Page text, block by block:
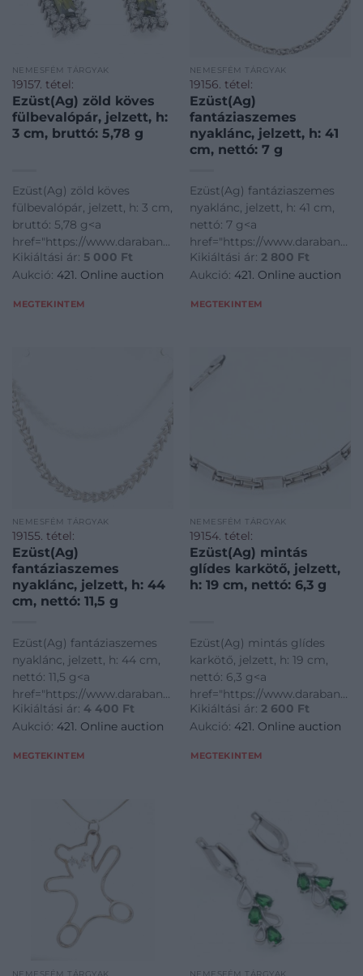
NEMESFÉM TÁRGYAK
19157. tétel:
Ezüst(Ag) zöld köves
fülbevalópár, jelzett, h:
3 cm, bruttó: 5,78 g
Ezüst(Ag) zöld köves
fülbevalópár, jelzett, h: 3 cm,
bruttó: 5,78 g<a
href="https://www.darabanth.com/hu/gyorsarveres/421/
disztargyak-ekszerek-
dragakovek/Nemesfem-
dragakovek~1000024/EzustAg-
Kikiáltási ár: 5 000 Ft
Aukció: 421. Online auction
MEGTEKINTEM
NEMESFÉM TÁRGYAK
19156. tétel:
Ezüst(Ag)
fantáziaszemes
nyaklánc, jelzett, h: 41
cm, nettó: 7 g
Ezüst(Ag) fantáziaszemes
nyaklánc, jelzett, h: 41 cm,
nettó: 7 g<a
href="https://
disztargyak-ekszerek-
dragakovek/Nemesfem-
dragakovek~1000024/EzustAg-
Kikiáltási ár: 2 800 Ft
Aukció: 421. Online auction
MEGTEKINTEM
NEMESFÉM TÁRGYAK
19155. tétel:
Ezüst(Ag)
fantáziaszemes
nyaklánc, jelzett, h: 44
cm, nettó: 11,5 g
Ezüst(Ag) fantáziaszemes
nyaklánc, jelzett, h: 44 cm,
nettó: 11,5 g<a
href="https://www.darabanth.com/hu/gyorsarveres/421/
disztargyak-ekszerek-
dragakovek/Nemesfem-
dragakovek~1000024/EzustAg-
Kikiáltási ár: 4 400 Ft
Aukció: 421. Online auction
MEGTEKINTEM
NEMESFÉM TÁRGYAK
19154. tétel:
Ezüst(Ag) mintás
glídes karkötő, jelzett,
h: 19 cm, nettó: 6,3 g
Ezüst(Ag) mintás glídes
karkötő, jelzett, h: 19 cm,
nettó: 6,3 g<a
href="https://
disztargyak-ekszerek-
dragakovek/Nemesfem-
dragakovek~1000024/EzustAg-
Kikiáltási ár: 2 600 Ft
Aukció: 421. Online auction
MEGTEKINTEM
NEMESFÉM TÁRGYAK NEMESFÉM TÁRGYAK